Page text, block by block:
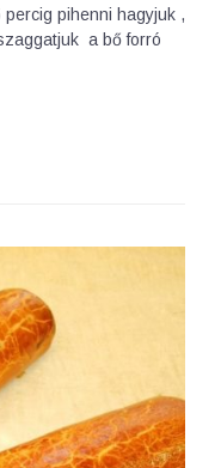
pihenni hagyjuk ,
a bő forró